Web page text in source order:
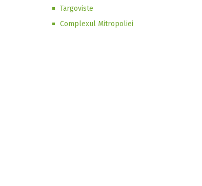
Targoviste
Complexul Mitropoliei